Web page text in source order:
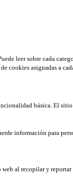
leer sobre cada
cookies asignadas a
básica. El
información para
al recopilar y reportar